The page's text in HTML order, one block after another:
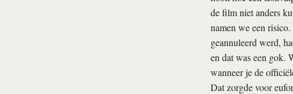
de film niet anders
namen we een risico.
geannuleerd werd,
en dat was een gok.
wanneer je de
Dat zorgde voor